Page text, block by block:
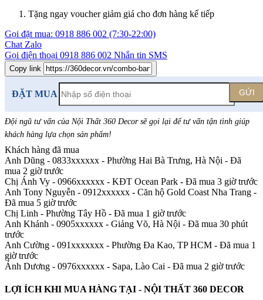
Tặng ngay voucher giảm giá cho đơn hàng kế tiếp
Gọi đặt mua: 0918 886 002 (7:30-22:00)
Chat Zalo
Gọi điện thoại 0918 886 002 Nhắn tin SMS
Copy link
ĐẶT MUA GỬI
Đội ngũ tư vấn của Nội Thất 360 Decor sẽ gọi lại để tư vấn tận tình giúp
khách hàng lựa chọn sản phẩm!
Khách hàng đã mua
Anh Dũng - 0833xxxxxx - Phường Hai Bà Trưng, Hà Nội - Đã
mua 2 giờ trước
Chị Ánh Vy - 0966xxxxxx - KĐT Ocean Park - Đã mua 3 giờ trước
Anh Tony Nguyễn - 0912xxxxxx - Căn hộ Gold Coast Nha Trang -
Đã mua 5 giờ trước
Chị Linh - Phường Tây Hồ - Đã mua 1 giờ trước
Anh Khánh - 0905xxxxxx - Giảng Võ, Hà Nội - Đã mua 30 phút
trước
Anh Cường - 091xxxxxxx - Phường Đa Kao, TP HCM - Đã mua 1
giờ trước
Ánh Dương - 0976xxxxxx - Sapa, Lào Cai - Đã mua 2 giờ trước
LỢI ÍCH KHI MUA HÀNG TẠI - NỘI THẤT 360 DECOR